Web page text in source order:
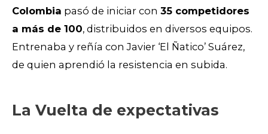
Colombia pasó de iniciar con 35 competidores
a más de 100, distribuidos en diversos equipos.
Entrenaba y reñía con Javier ‘El Ñatico’ Suárez,
de quien aprendió la resistencia en subida.
La Vuelta de expectativas